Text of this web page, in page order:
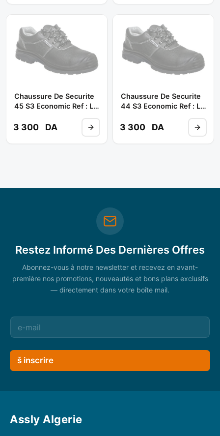
Chaussure De Securite
45 S3 Economic Ref : L-
** SAFRICA
3 300 DA
Chaussure De Securite
44 S3 Economic Ref : L-
** SAFRICA
3 300 DA
Restez Informé Des Dernières Offres
Abonnez-vous à notre newsletter et recevez en avant-
première nos promotions, nouveautés et bons plans exclusifs
— directement dans votre boîte mail.
š inscrire
Assly Algerie